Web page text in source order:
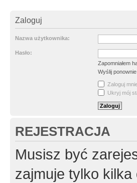
Zaloguj
Nazwa użytkownika:
Hasło:
Zapomniałem
Wyślij
Zaloguj
Ukryj mój
REJESTRACJA
Musisz być
zajmuje tylko